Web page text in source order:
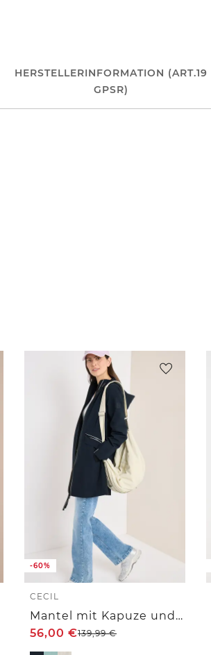
HERSTELLERINFORMATION (ART.19
GPSR)
-60%
CECIL
Mantel mit Kapuze und 2-Wege-Zipper
56,00 €139,99€